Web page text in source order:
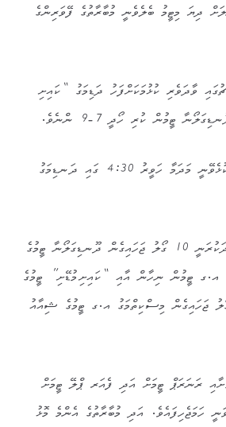
ދިޔަ މިޓީމު ބެލެވެނީ މުބާރާތުގެ ފޭވަރިންގެ
ވާދަވެރި ކުޅުމަކަށްފަހު ދަޑިމަގު “ކައިށި
ޓީމުން ކުރި ހޯދީ 7-9 ންނެވެ.
މުބާރާތުގެ ފައިނަލް މެޗު ކުޅެވޭނީ މަދަމާ ހަވީރު 4:30 ގައި ދަނޑިމަގު
މުބާރާތުގެ ރަން ބޫޓަށް ވާދަކުރަނީ 10 ގޯލު ޖަހައިގެން ދޫނޑިގަލޯނާ ޓީމުގެ
ޓީމުން ނިހާން އާއި “ކައިށިމުޑޭށި” ޓީމުގެ
އެވެ. އަދި 8 ގޯލު ޖަހައިގެން މިސްކިތްމަގު އ.ގ ޓީމުގެ ޝިއާއު
ރަނަރަޕް ޓީމަށް އަދި ފެއަރ ޕްލޭ ޓީމަށް
ހަމަޖެހިފައެވެ. އަދި މުބާރާތުގެ އެންމެ މޮޅު